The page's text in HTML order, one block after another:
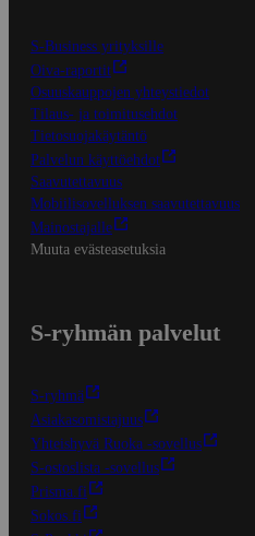
S-Business yrityksille
Oiva-raportit
Osuuskauppojen yhteystiedot
Tilaus- ja toimitusehdot
Tietosuojakäytäntö
Palvelun käyttöehdot
Saavutettavuus
Mobiilisovelluksen saavutettavuus
Mainostajalle
Muuta evästeasetuksia
S-ryhmän palvelut
S-ryhmä
Asiakasomistajuus
Yhteishyvä Ruoka -sovellus
S-ostoslista -sovellus
Prisma.fi
Sokos.fi